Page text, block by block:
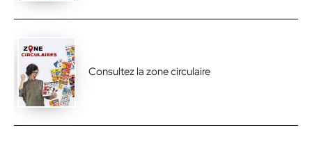
Consultez la zone circulaire